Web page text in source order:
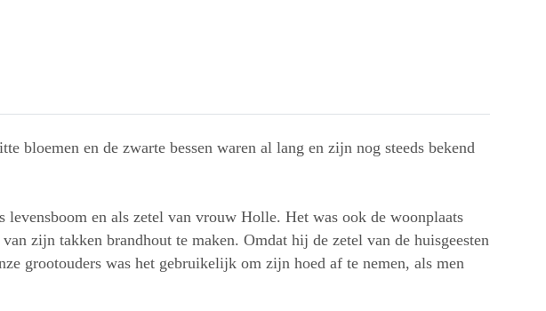
bloemen en de zwarte bessen waren al lang en zijn nog steeds bekend
en als zetel van vrouw Holle. Het was ook de woonplaats
zijn takken brandhout te maken. Omdat hij de zetel van de huisgeesten
grootouders was het gebruikelijk om zijn hoed af te nemen, als men